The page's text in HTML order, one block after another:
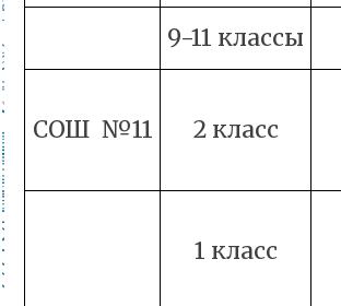
9-11 классы
СОШ №11 2 класс
1 класс